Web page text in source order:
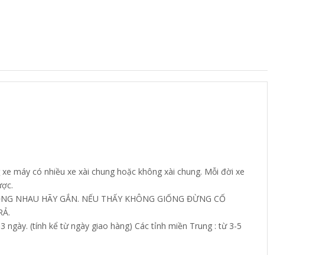
máy có nhiều xe xài chung hoặc không xài chung. Mỗi đời xe
NHAU HÃY GẮN. NẾU THẤY KHÔNG GIỐNG ĐỪNG CỐ
(tính kể từ ngày giao hàng) Các tỉnh miền Trung : từ 3-5